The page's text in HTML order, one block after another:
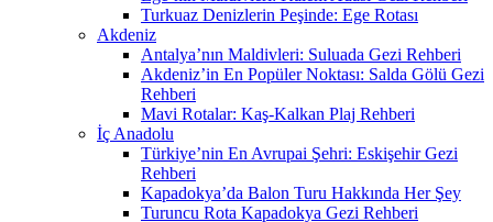
Turkuaz Denizlerin Peşinde: Ege Rotası
Akdeniz
Antalya’nın Maldivleri: Suluada Gezi Rehberi
Akdeniz’in En Popüler Noktası: Salda Gölü Gezi
Rehberi
Mavi Rotalar: Kaş-Kalkan Plaj Rehberi
İç Anadolu
Türkiye’nin En Avrupai Şehri: Eskişehir Gezi
Rehberi
Kapadokya’da Balon Turu Hakkında Her Şey
Turuncu Rota Kapadokya Gezi Rehberi